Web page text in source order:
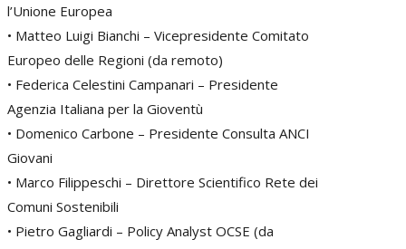
l’Unione Europea
• Matteo Luigi Bianchi – Vicepresidente Comitato
Europeo delle Regioni (da remoto)
• Federica Celestini Campanari – Presidente
Agenzia Italiana per la Gioventù
• Domenico Carbone – Presidente Consulta ANCI
Giovani
• Marco Filippeschi – Direttore Scientifico Rete dei
Comuni Sostenibili
• Pietro Gagliardi – Policy Analyst OCSE (da